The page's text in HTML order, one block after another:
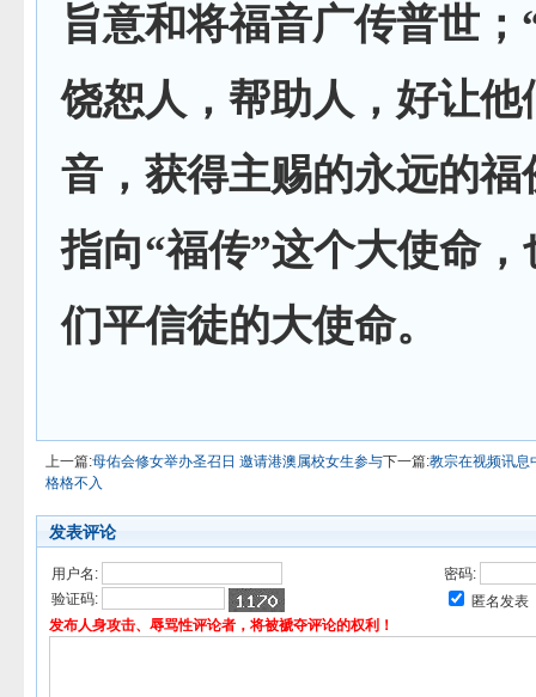
旨意和将福音广传普世；
饶恕人，帮助人，好让他
音，获得主赐的永远的福
指向“福传”这个大使命
们平信徒的大使命。
上一篇:母佑会修女举办圣召日 邀请港澳属校女生参与下一篇:教宗在视频讯息
格格不入
发表评论
用户名:
密码:
验证码:
匿名发表
发布人身攻击、辱骂性评论者，将被褫夺评论的权利！